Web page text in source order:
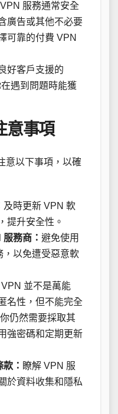
服務通常安全
廣告或其他不必要
可靠的付費 VPN
好客戶支援的
遇到問題時能獲
意事項
意以下事項，以確
及時更新 VPN 軟
提升安全性。
務商： 避免使用
，以免遭受惡意軟
VPN 並不是萬能
名性，但不能完全
仍然需要採取其
強密碼和定期更新
： 瞭解 VPN 服
於資料收集和隱私